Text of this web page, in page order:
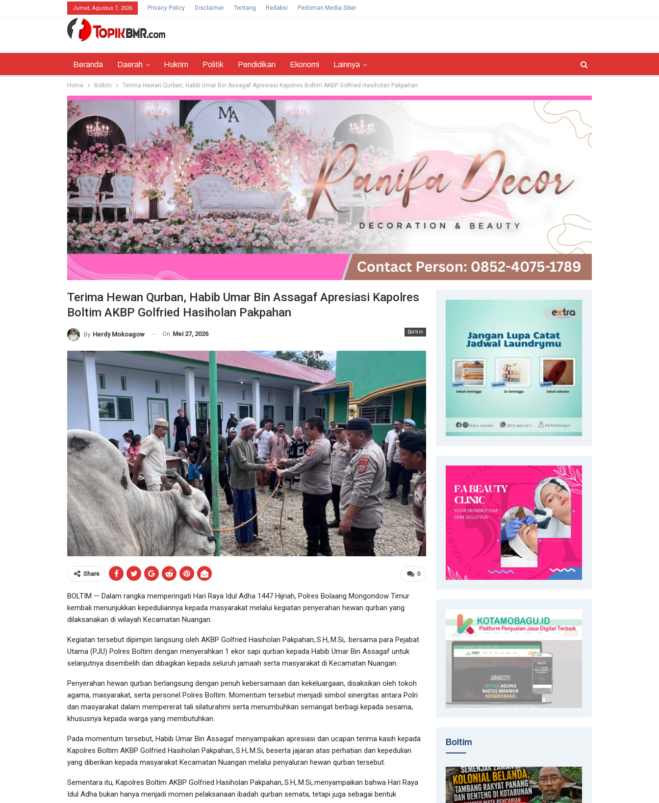
Jumat, Agustus 7, 2026 Privacy Policy Disclaimer Tentang Redaksi Pedoman Media Siber
Beranda Daerah Hukrim Politik Pendidikan Ekonomi Lainnya
Home Boltim Terima Hewan Qurban, Habib Umar Bin Assagaf Apresiasi Kapolres Boltim AKBP Golfried Hasiholan Pakpahan
Terima Hewan Qurban, Habib Umar Bin Assagaf Apresiasi Kapolres
Boltim AKBP Golfried Hasiholan Pakpahan
Boltim
By Herdy Mokoagow On Mei 27, 2026
0
Share
BOLTIM — Dalam rangka memperingati Hari Raya Idul Adha 1447 Hijriah, Polres Bolaang Mongondow Timur
kembali menunjukkan kepeduliannya kepada masyarakat melalui kegiatan penyerahan hewan qurban yang
dilaksanakan di wilayah Kecamatan Nuangan.
Kegiatan tersebut dipimpin langsung oleh AKBP Golfried Hasiholan Pakpahan,.S.H,.M.Si,. bersama para Pejabat
Utama (PJU) Polres Boltim dengan menyerahkan 1 ekor sapi qurban kepada Habib Umar Bin Assagaf untuk
selanjutnya disembelih dan dibagikan kepada seluruh jamaah serta masyarakat di Kecamatan Nuangan.
Penyerahan hewan qurban berlangsung dengan penuh kebersamaan dan kekeluargaan, disaksikan oleh tokoh
agama, masyarakat, serta personel Polres Boltim. Momentum tersebut menjadi simbol sinergitas antara Polri
dan masyarakat dalam mempererat tali silaturahmi serta menumbuhkan semangat berbagi kepada sesama,
khususnya kepada warga yang membutuhkan.
Pada momentum tersebut, Habib Umar Bin Assagaf menyampaikan apresiasi dan ucapan terima kasih kepada
Kapolres Boltim AKBP Golfried Hasiholan Pakpahan,.S.H,.M.Si, beserta jajaran atas perhatian dan kepedulian
yang diberikan kepada masyarakat Kecamatan Nuangan melalui penyaluran hewan qurban tersebut.
Sementara itu, Kapolres Boltim AKBP Golfried Hasiholan Pakpahan,.S.H,.M.Si,.menyampaikan bahwa Hari Raya
Idul Adha bukan hanya menjadi momen pelaksanaan ibadah qurban semata, tetapi juga sebagai bentuk
Boltim